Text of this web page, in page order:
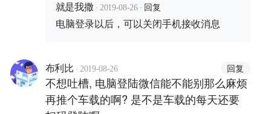
就是我撒 · 2019-08-26 · 回复
电脑登录以后，可以关闭手机接收消息
布利比 · 2019-08-26 回复
不想吐槽, 电脑登陆微信能不能别那么麻烦
再推个车载的啊? 是不是车载的每天还要